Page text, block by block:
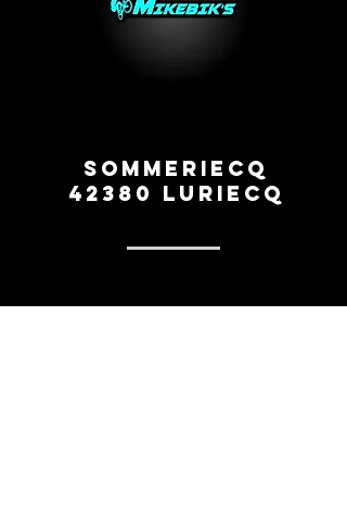
Sommeriecq
42380 Luriecq